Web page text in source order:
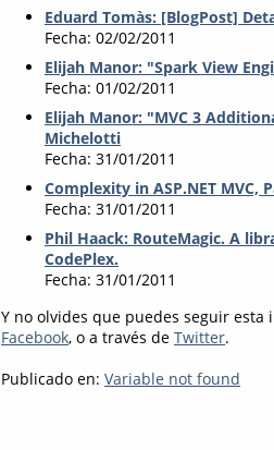
Eduard Tomàs: [BlogPost]
Fecha: 02/02/2011
Elijah Manor: "Spark View
Fecha: 01/02/2011
Elijah Manor: "MVC 3
Michelotti
Fecha: 31/01/2011
Complexity in ASP.NET MVC,
Fecha: 31/01/2011
Phil Haack: RouteMagic. A
CodePlex.
Fecha: 31/01/2011
Y no olvides que puedes seguir
Facebook, o a través de Twitter.
Publicado en: Variable not found